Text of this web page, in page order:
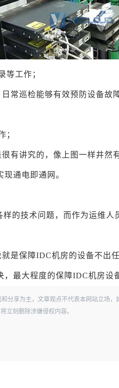
等工作；
常巡检能够有效预防设备故
；
有讲究的，像上图一样井然
通电即通网。
的技术问题，而作为运维人
是保障IDC机房的设备不出
最大程度的保障IDC机房设
分享为主，文章观点不代表本网站立场，
立刻删除涉嫌侵权内容。